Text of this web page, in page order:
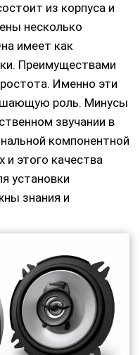
из корпуса и
несколько
имеет как
Преимуществами
Именно эти
роль. Минусы
звучании в
компонентной
и этого качества
установки
знания и